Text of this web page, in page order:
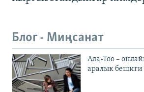
Блог - Миңсанат
Ала-Тоо –
аралык бешиги